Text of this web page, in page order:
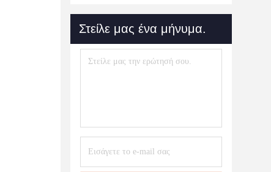
Στείλε μας ένα μήνυμα.